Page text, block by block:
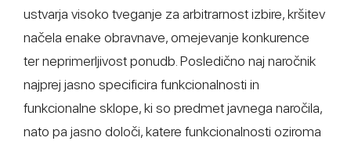
ustvarja visoko tveganje za arbitrarnost izbire, kršitev
načela enake obravnave, omejevanje konkurence
ter neprimerljivost ponudb. Posledično naj naročnik
najprej jasno specificira funkcionalnosti in
funkcionalne sklope, ki so predmet javnega naročila,
nato pa jasno določi, katere funkcionalnosti oziroma